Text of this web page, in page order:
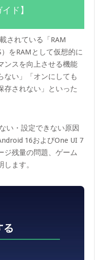
ド】
されている「RAM
をRAMとして仮想的に
ンスを向上させる機能
ない」「オンにしても
存されない」といった
い・設定できない原因
16およびOne UI 7
ジ残量の問題、ゲーム
ます。